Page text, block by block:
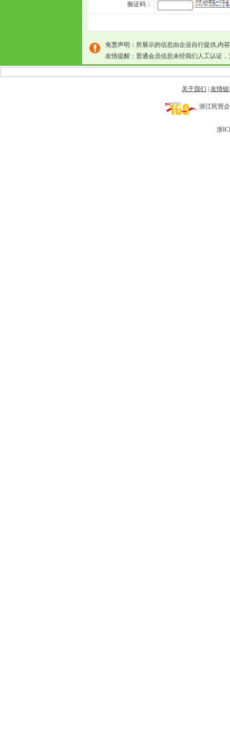
验证码：
免责声明：所展示的信息由企业自行提供,内
友情提醒：普通会员信息未经我们人工认证
关于我们 友情
浙江民营
浙